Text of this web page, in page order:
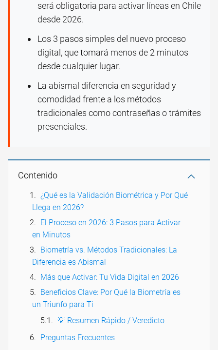
será obligatoria para activar líneas en Chile
desde 2026.
Los 3 pasos simples del nuevo proceso
digital, que tomará menos de 2 minutos
desde cualquier lugar.
La abismal diferencia en seguridad y
comodidad frente a los métodos
tradicionales como contraseñas o trámites
presenciales.
Contenido
¿Qué es la Validación Biométrica y Por Qué
Llega en 2026?
El Proceso en 2026: 3 Pasos para Activar
en Minutos
Biometría vs. Métodos Tradicionales: La
Diferencia es Abismal
Más que Activar: Tu Vida Digital en 2026
Beneficios Clave: Por Qué la Biometría es
un Triunfo para Ti
💡 Resumen Rápido / Veredicto
Preguntas Frecuentes